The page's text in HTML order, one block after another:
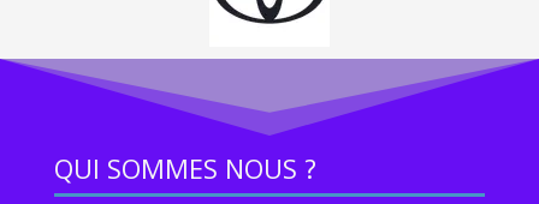
QUI SOMMES NOUS ?